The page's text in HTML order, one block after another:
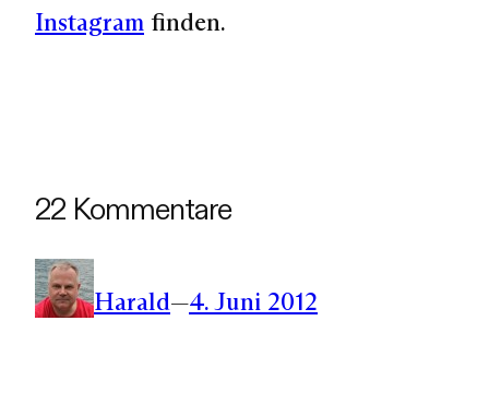
Instagram finden.
22 Kommentare
Harald—4. Juni 2012